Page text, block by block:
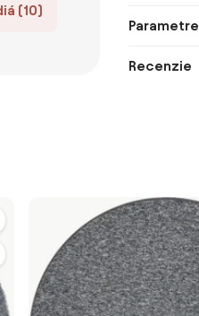
(10)
Parametre
Recenzie